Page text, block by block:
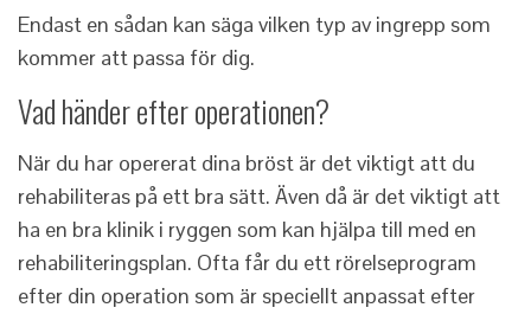
Endast en sådan kan säga vilken typ av ingrepp som
kommer att passa för dig.
Vad händer efter operationen?
När du har opererat dina bröst är det viktigt att du
rehabiliteras på ett bra sätt. Även då är det viktigt att
ha en bra klinik i ryggen som kan hjälpa till med en
rehabiliteringsplan. Ofta får du ett rörelseprogram
efter din operation som är speciellt anpassat efter